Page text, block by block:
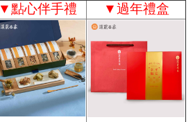
▼點心伴手禮 ▼過年禮盒